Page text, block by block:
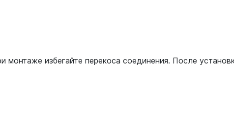
избегайте перекоса соединения. После